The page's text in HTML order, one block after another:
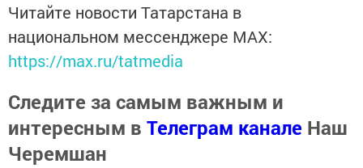
Читайте новости Татарстана в
национальном мессенджере MАХ:
https://max.ru/tatmedia
Следите за самым важным и
интересным в Телеграм канале Наш
Черемшан